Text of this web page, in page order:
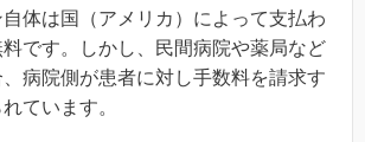
体は国（アメリカ）によって支払わ
です。しかし、民間病院や薬局など
病院側が患者に対し手数料を請求す
ています。